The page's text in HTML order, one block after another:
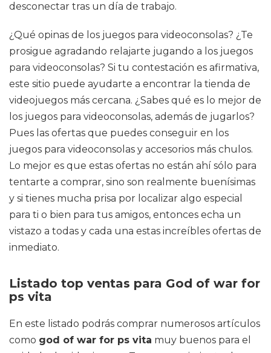
desconectar tras un día de trabajo.
¿Qué opinas de los juegos para videoconsolas? ¿Te
prosigue agradando relajarte jugando a los juegos
para videoconsolas? Si tu contestación es afirmativa,
este sitio puede ayudarte a encontrar la tienda de
videojuegos más cercana. ¿Sabes qué es lo mejor de
los juegos para videoconsolas, además de jugarlos?
Pues las ofertas que puedes conseguir en los
juegos para videoconsolas y accesorios más chulos.
Lo mejor es que estas ofertas no están ahí sólo para
tentarte a comprar, sino son realmente buenísimas
y si tienes mucha prisa por localizar algo especial
para ti o bien para tus amigos, entonces echa un
vistazo a todas y cada una estas increíbles ofertas de
inmediato.
Listado top ventas para God of war for
ps vita
En este listado podrás comprar numerosos artículos
como god of war for ps vita muy buenos para el